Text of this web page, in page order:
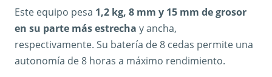
Este equipo pesa 1,2 kg, 8 mm y 15 mm de grosor
en su parte más estrecha y ancha,
respectivamente. Su batería de 8 cedas permite una
autonomía de 8 horas a máximo rendimiento.